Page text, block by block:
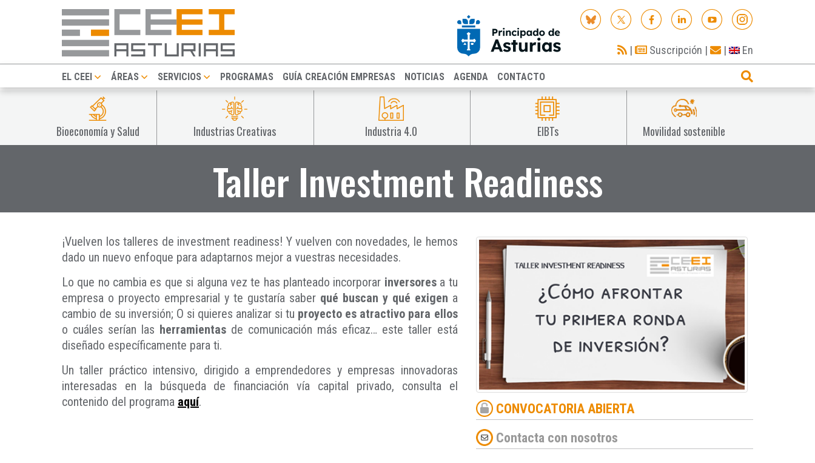
| Suscripción | | En
EL CEEI ÁREAS SERVICIOS PROGRAMAS GUÍA CREACIÓN EMPRESAS NOTICIAS AGENDA CONTACTO
Bioeconomía y Salud Industrias Creativas Industria 4.0 EIBTs Movilidad sostenible
Taller Investment Readiness
¡Vuelven los talleres de investment readiness! Y vuelven con novedades, le hemos
dado un nuevo enfoque para adaptarnos mejor a vuestras necesidades.
Lo que no cambia es que si alguna vez te has planteado incorporar inversoresa tu
empresa o proyecto empresarial y te gustaría saber qué buscan y qué exigen a
cambio de su inversión; O si quieres analizar si tu proyecto es atractivo para ellos
o cuáles serían las herramientas de comunicación más eficaz… este taller está
diseñado específicamente para ti.
Un taller práctico intensivo, dirigido a emprendedores y empresas innovadoras
interesadas en la búsqueda de financiación vía capital privado, consulta el
contenido del programa aquí.
CONVOCATORIA ABIERTA
Contacta con nosotros